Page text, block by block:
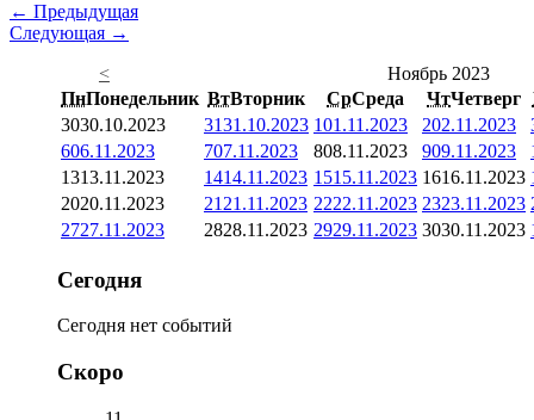
← Предыдущая
Следующая →
<
Ноябрь 2023
ПнПонедельник ВтВторник СрСреда ЧтЧетверг
3030.10.2023 3131.10.2023 101.11.2023 202.11.2023
606.11.2023 707.11.2023 808.11.2023 909.11.2023
1313.11.2023 1414.11.2023 1515.11.2023 1616.11.2023
2020.11.2023 21 21.11.2023 2222.11.2023 2323.11.2023
2727.11.2023 2828.11.2023 2929.11.2023 3030.11.2023
Сегодня
Сегодня нет событий
Скоро